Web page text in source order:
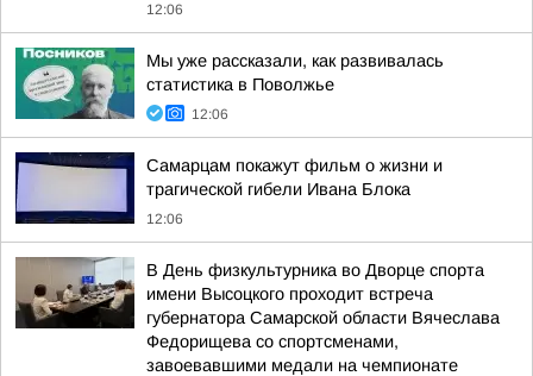
12:06
Мы уже рассказали, как развивалась
статистика в Поволжье
12:06
Самарцам покажут фильм о жизни и
трагической гибели Ивана Блока
12:06
В День физкультурника во Дворце спорта
имени Высоцкого проходит встреча
губернатора Самарской области Вячеслава
Федорищева со спортсменами,
завоевавшими медали на чемпионате